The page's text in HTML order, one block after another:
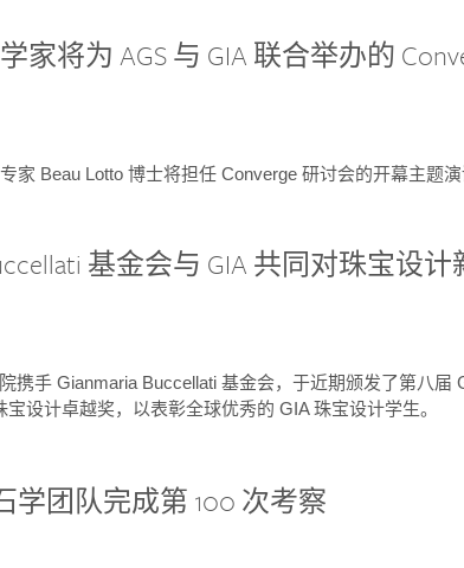
家将为 AGS 与 GIA 联合举办的
家 Beau Lotto 博士将担任 Converge 研讨会的开幕主题
基金会与 GIA 共同对珠宝设
携手 Gianmaria Buccellati 基金会，于近期颁发了第八届
宝设计卓越奖，以表彰全球优秀的 GIA 珠宝设计学生。
学团队完成第 100 次考察